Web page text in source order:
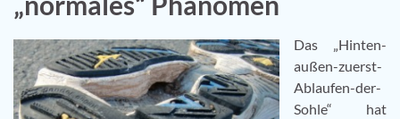
Das „Hinten-
außen-zuerst-
Ablaufen-der-
Sohle“ hat